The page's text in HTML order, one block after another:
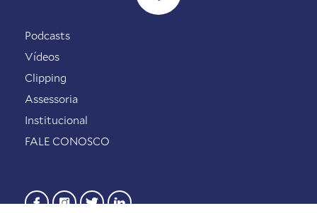
Podcasts
Vídeos
Clipping
Assessoria
Institucional
FALE CONOSCO